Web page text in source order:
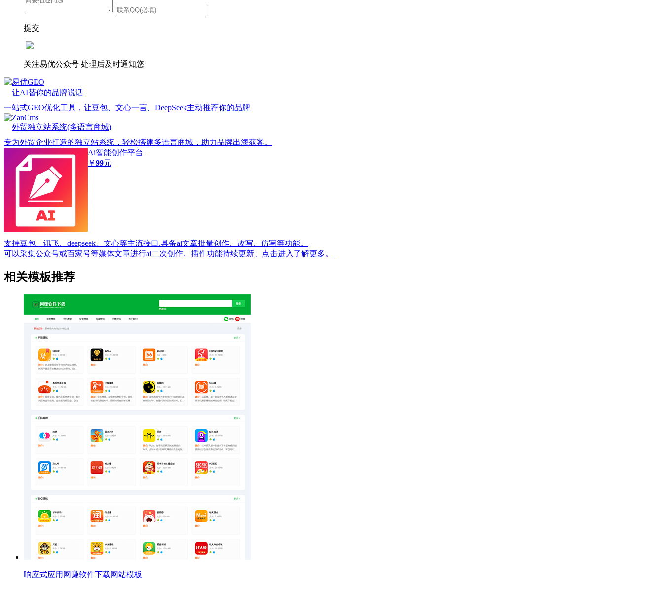
提交
关注易优公众号 处理后及时通知您
易优GEO
让AI替你的品牌说话
一站式GEO优化工具，让豆包、文心一言、DeepSeek主动推荐你的品牌
ZanCms
外贸独立站系统(多语言商城)
专为外贸企业打造的独立站系统，轻松搭建多语言商城，助力品牌出海获客。
Ai智能创作平台
￥99元
支持豆包、讯飞、deepseek、文心等主流接口.具备ai文章批量创作、改写、仿写等功能。
可以采集公众号或百家号等媒体文章进行ai二次创作。插件功能持续更新、点击进入了解更多。
相关模板推荐
响应式应用网赚软件下载网站模板